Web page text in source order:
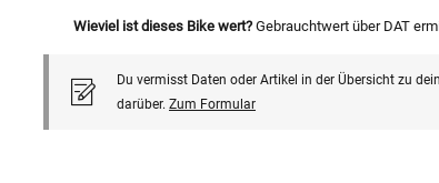
Wieviel ist dieses Bike wert? Gebrauchtwert über DAT
Du vermisst Daten oder Artikel in der Übersicht zu
darüber. Zum Formular